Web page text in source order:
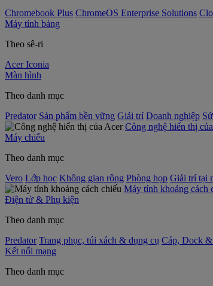
Chromebook Plus ChromeOS Enterprise Solutions
Máy tính bảng
Theo sê-ri
Acer Iconia
Màn hình
Theo danh mục
Predator Sản phẩm bền vững Giải trí Doanh nghiệp
Công nghệ hiển thị
Máy chiếu
Theo danh mục
Vero Lớp học Không gian rộng Phòng họp Giải trí tại
Máy tính khoảng cách
Điện tử & Phụ kiện
Theo danh mục
Predator Trang phục, túi xách & dụng cụ Cáp, Dock
Kết nối mạng
Theo danh mục